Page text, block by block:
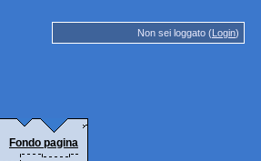
Non sei loggato (Login)
Fondo pagina